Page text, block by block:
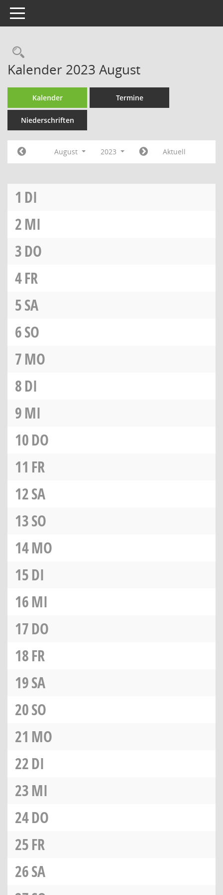
Toggle navigation
Rechercheauswahl
Kalender 2023 August
Kalender Termine
Niederschriften
August 2023 Aktuell
1 DI
2MI
3DO
4FR
5SA
6SO
7MO
8DI
9MI
10DO
11 FR
12SA
13SO
14MO
15DI
16MI
17DO
18FR
19SA
20SO
21 MO
22DI
23MI
24DO
25FR
26SA